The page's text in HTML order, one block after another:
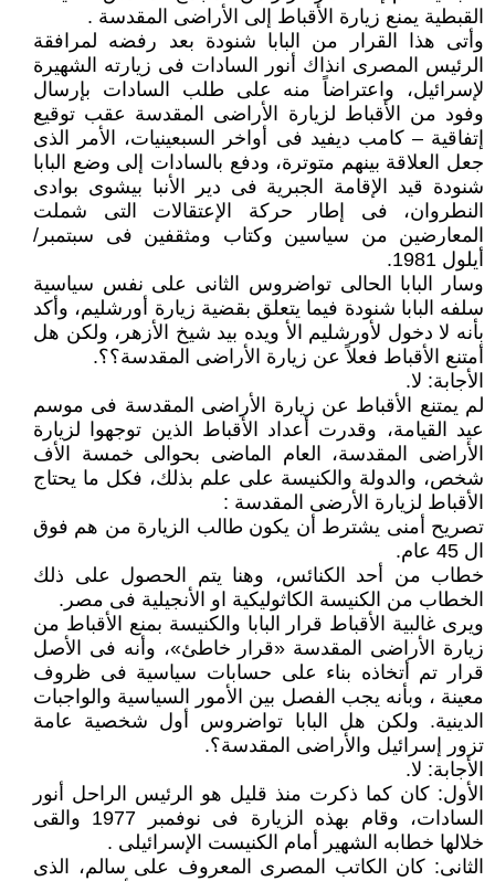
القبطية يمنع زيارة الأقباط إلى الأراضى المقدسة .
وأتى هذا القرار من البابا شنودة بعد رفضه لمرافقة
الرئيس المصرى انذاك أنور السادات فى زيارته الشهيرة
لإسرائيل، واعتراضاً منه على طلب السادات بإرسال
وفود من الأقباط لزيارة الأراضى المقدسة عقب توقيع
إتفاقية – كامب ديفيد فى أواخر السبعينيات، الأمر الذى
جعل العلاقة بينهم متوترة، ودفع بالسادات إلى وضع البابا
شنودة قيد الإقامة الجبرية فى دير الأنبا بيشوى بوادى
النطروان، فى إطار حركة الإعتقالات التى شملت
المعارضين من سياسين وكتاب ومثقفين فى سبتمبر/
أيلول 1981.
وسار البابا الحالى تواضروس الثانى على نفس سياسية
سلفه البابا شنودة فيما يتعلق بقضية زيارة أورشليم، وأكد
بأنه لا دخول لأورشليم الأ ويده بيد شيخ الأزهر، ولكن هل
أمتنع الأقباط فعلاً عن زيارة الأراضى المقدسة؟؟.
الأجابة: لا.
لم يمتنع الأقباط عن زيارة الأراضى المقدسة فى موسم
عيد القيامة، وقدرت أعداد الأقباط الذين توجهوا لزيارة
الأراضى المقدسة، العام الماضى بحوالى خمسة الأف
شخص، والدولة والكنيسة على علم بذلك، فكل ما يحتاج
الأقباط لزيارة الأرضى المقدسة :
تصريح أمنى يشترط أن يكون طالب الزيارة من هم فوق
ال 45 عام.
خطاب من أحد الكنائس، وهنا يتم الحصول على ذلك
الخطاب من الكنيسة الكاثوليكية او الأنجيلية فى مصر.
ويرى غالبية الأقباط قرار البابا والكنيسة بمنع الأقباط من
زيارة الأراضى المقدسة «قرار خاطئ»، وأنه فى الأصل
قرار تم أتخاذه بناء على حسابات سياسية فى ظروف
معينة ، وبأنه يجب الفصل بين الأمور السياسية والواجبات
الدينية. ولكن هل البابا تواضروس أول شخصية عامة
تزور إسرائيل والأراضى المقدسة؟.
الأجابة: لا.
الأول: كان كما ذكرت منذ قليل هو الرئيس الراحل أنور
السادات، وقام بهذه الزيارة فى نوفمبر 1977 والقى
خلالها خطابه الشهير أمام الكنيست الإسرائيلى .
الثانى: كان الكاتب المصرى المعروف على سالم، الذى